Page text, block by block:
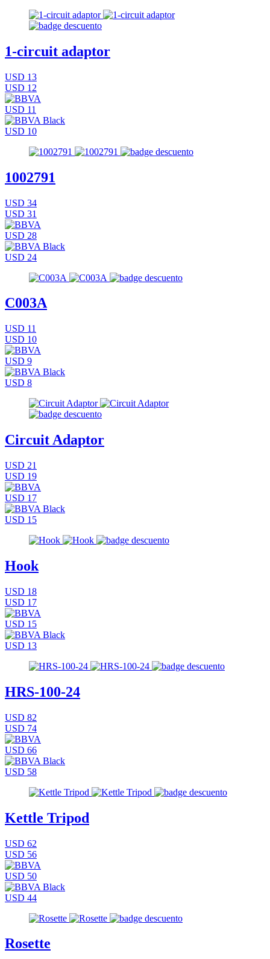
1-circuit adaptor
USD 13
USD 12
USD 11
USD 10
1002791
USD 34
USD 31
USD 28
USD 24
C003A
USD 11
USD 10
USD 9
USD 8
Circuit Adaptor
USD 21
USD 19
USD 17
USD 15
Hook
USD 18
USD 17
USD 15
USD 13
HRS-100-24
USD 82
USD 74
USD 66
USD 58
Kettle Tripod
USD 62
USD 56
USD 50
USD 44
Rosette